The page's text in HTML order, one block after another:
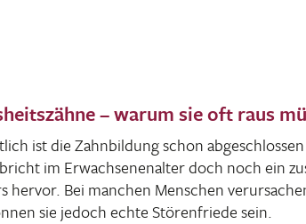
– warum sie oft raus
ist die Zahn­bil­dung schon
im Erwach­se­nen­alter doch noch ein
hervor. Bei manchen Menschen
sie jedoch echte Stören­friede sein.